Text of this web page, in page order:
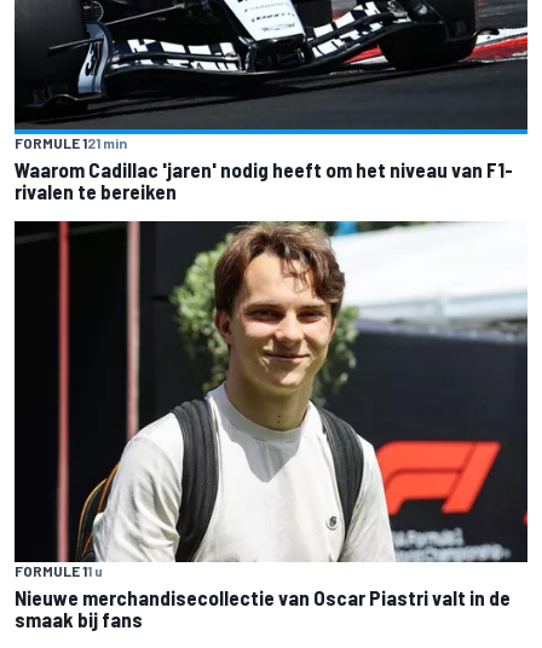
FORMULE 121 min
Waarom Cadillac 'jaren' nodig heeft om het niveau van F1-
rivalen te bereiken
FORMULE 11 u
Nieuwe merchandisecollectie van Oscar Piastri valt in de
smaak bij fans